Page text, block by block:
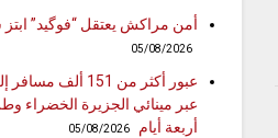
أمن مراكش يعتقل “فوگيد”
05/08/2026
عبور أكثر من 151
عبر مينائي الجزيرة الخضراء
أربعة أيام
05/08/2026